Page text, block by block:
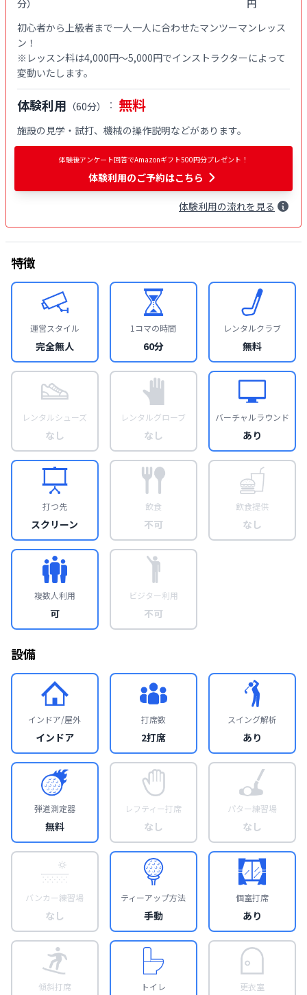
分）
円
初心者から上級者まで一人一人に合わせたマンツーマンレッス
ン！
※レッスン料は4,000円〜5,000円でインストラクターによって
変動いたします。
体験利用 （60分） ： 無料
施設の見学・試打、機械の操作説明などがあります。
体験後アンケート回答でAmazonギフト500円分プレゼント！
体験利用のご予約はこちら
体験利用の流れを見る
特徴
運営スタイル
完全無人
1コマの時間
60分
レンタルクラブ
無料
レンタルシューズ
なし
レンタルグローブ
なし
バーチャルラウンド
あり
打つ先
スクリーン
飲食
不可
飲食提供
なし
複数人利用
可
ビジター利用
不可
設備
インドア/屋外
インドア
打席数
2打席
スイング解析
あり
弾道測定器
無料
レフティー打席
なし
パター練習場
なし
バンカー練習場
なし
ティーアップ方法
手動
個室打席
あり
傾斜打席 トイレ 更衣室